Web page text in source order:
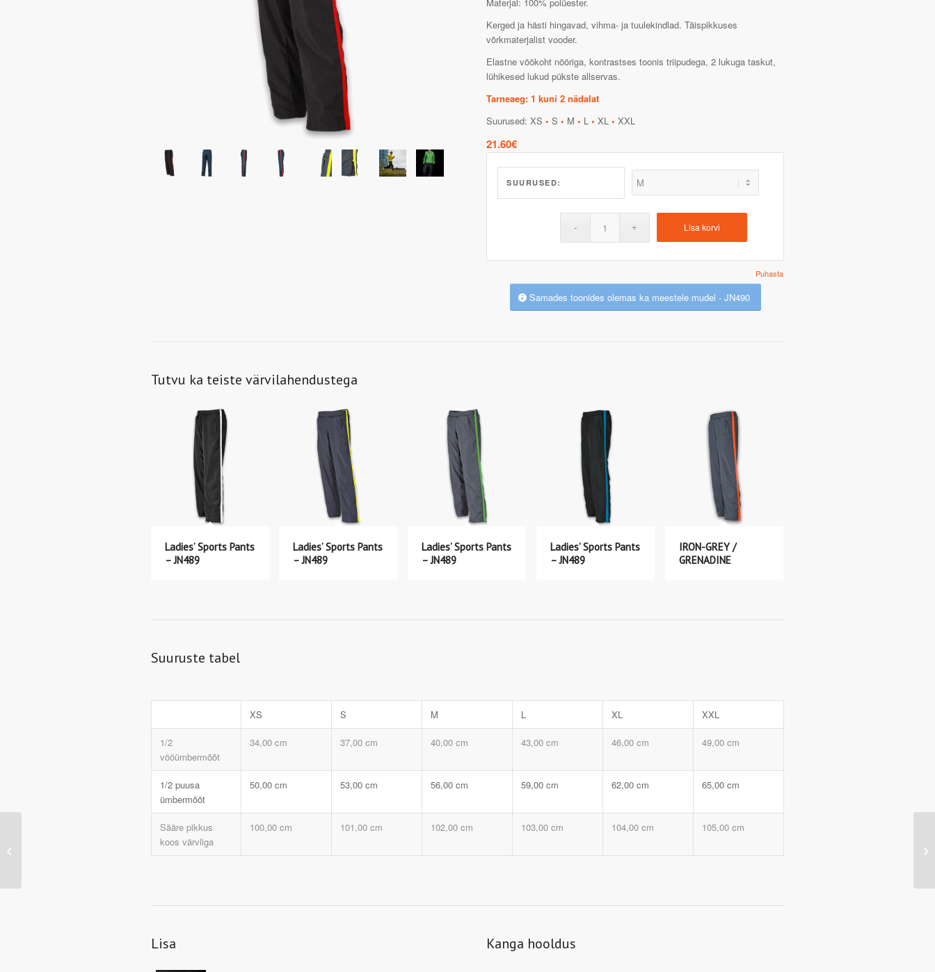
Kerged ja hästi hingavad, vihma- ja tuulekindlad. Täispikkuses
võrkmaterjalist vooder.
Elastne vöökoht nööriga, kontrastses toonis triipudega, 2 lukuga taskut,
lühikesed lukud pükste allservas.
Tarneaeg: 1 kuni 2 nädalat
Suurused: XS• S• M• L• XL• XXL
21.60€
SUURUSED:
Puhasta
Lisa korvi
Samades toonides olemas ka meestele mudel - JN490
Tutvu ka teiste värvilahendustega
Ladies’ Sports Pants
– JN489
Ladies’ Sports Pants
– JN489
Ladies’ Sports Pants
– JN489
Ladies’ Sports Pants
– JN489
IRON-GREY /
GRENADINE
Suuruste tabel
XS S M L XL XXL
1/2
vööümbermõõt
34,00 cm 37,00 cm 40,00 cm 43,00 cm 46,00 cm 49,00 cm
1/2 puusa
ümbermõõt
50,00 cm 53,00 cm 56,00 cm 59,00 cm 62,00 cm 65,00 cm
Sääre pikkus
koos värvliga
100,00 cm 101,00 cm 102,00 cm 103,00 cm 104,00 cm 105,00 cm
Lisa Kanga hooldus